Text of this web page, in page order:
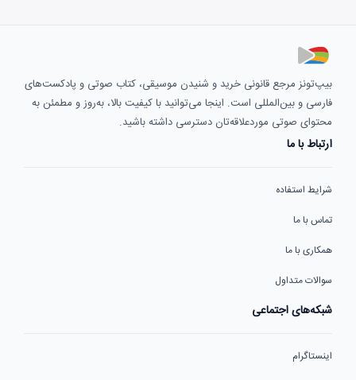
بیپ‌تونز مرجع قانونی خرید و شنیدن موسیقی، کتاب صوتی و پادکست‌های
فارسی و بین‌المللی است. اینجا می‌توانید با کیفیت بالا، به‌روز و مطمئن به
محتوای صوتی موردعلاقه‌تان دسترسی داشته باشید.
ارتباط با ما
شرایط استفاده
تماس با ما
همکاری با ما
سوالات متداول
شبکه‌های اجتماعی
اینستاگرام